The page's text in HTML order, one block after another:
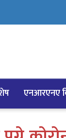
एनआरएनए